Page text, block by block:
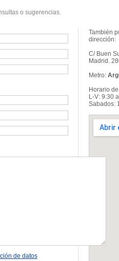
o sugerencias.
También
dirección:
C/ Buen
Madrid.
Metro:
Horario
L-V: 9:30
Sabados:
de datos